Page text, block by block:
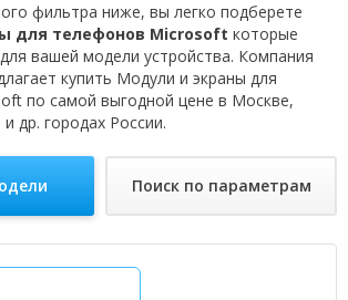
фильтра ниже, вы легко подберете
для телефонов Microsoft которые
вашей модели устройства. Компания
купить Модули и экраны для
по самой выгодной цене в Москве,
др. городах России.
Поиск по параметрам